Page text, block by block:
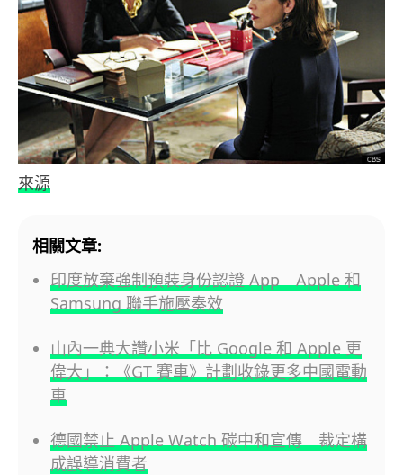
來源
相關文章:
印度放棄強制預裝身份認證 App Apple 和
Samsung 聯手施壓奏效
山內一典大讚小米「比 Google 和 Apple 更
偉大」：《GT 賽車》計劃收錄更多中國電動
車
德國禁止 Apple Watch 碳中和宣傳 裁定構
成誤導消費者